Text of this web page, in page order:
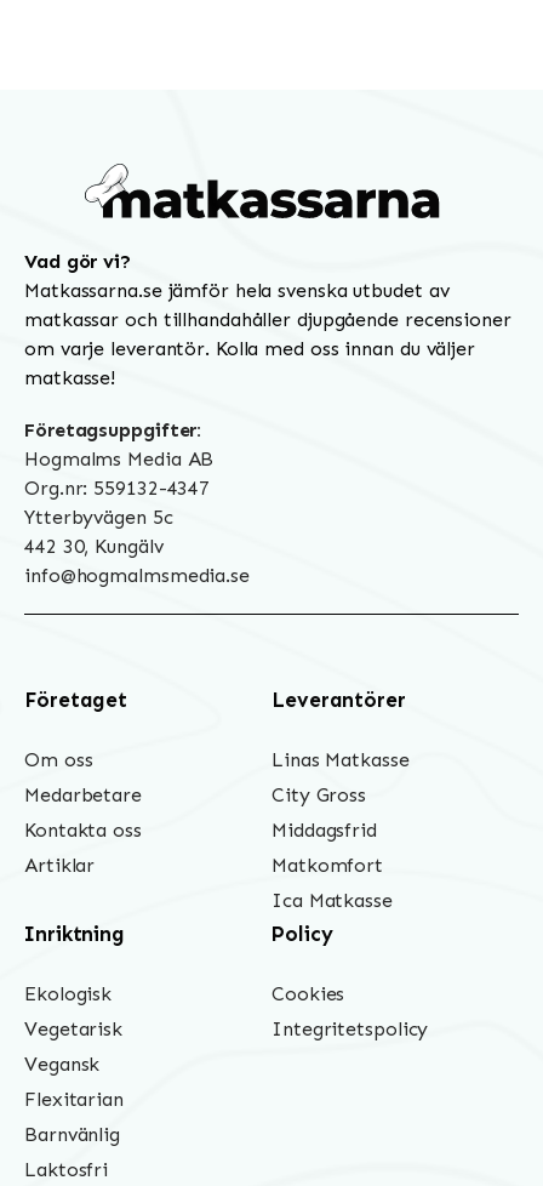
Vad gör vi?
Matkassarna.se jämför hela svenska utbudet av
matkassar och tillhandahåller djupgående recensioner
om varje leverantör. Kolla med oss innan du väljer
matkasse!
Företagsuppgifter:
Hogmalms Media AB
Org.nr: 559132-4347
Ytterbyvägen 5c
442 30, Kungälv
info@hogmalmsmedia.se
Företaget
Om oss
Medarbetare
Kontakta oss
Artiklar
Leverantörer
Linas Matkasse
City Gross
Middagsfrid
Matkomfort
Ica Matkasse
Inriktning
Ekologisk
Vegetarisk
Vegansk
Flexitarian
Barnvänlig
Laktosfri
Policy
Cookies
Integritetspolicy